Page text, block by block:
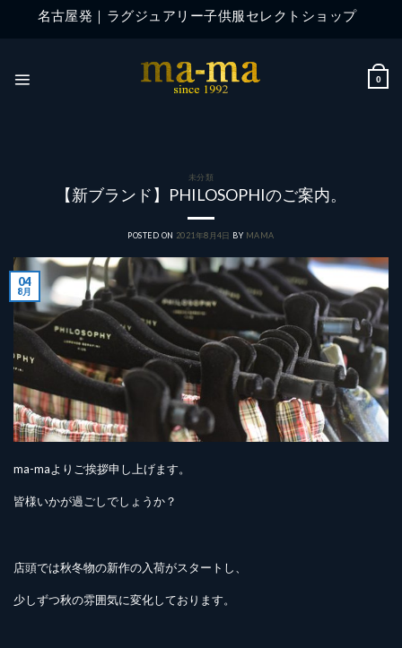
名古屋発｜ラグジュアリー子供服セレクトショップ
0
未分類
【新ブランド】PHILOSOPHIのご案内。
POSTED ON 2021年8月4日 BY MAMA
04
8月
ma-maよりご挨拶申し上げます。
皆様いかが過ごしでしょうか？
店頭では秋冬物の新作の入荷がスタートし、
少しずつ秋の雰囲気に変化しております。